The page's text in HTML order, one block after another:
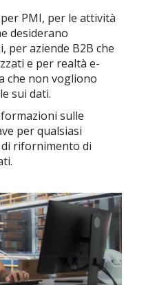
PMI, per le attività
desiderano
per aziende B2B che
e per realtà e-
che non vogliono
sui dati.
sulle
per qualsiasi
rifornimento di